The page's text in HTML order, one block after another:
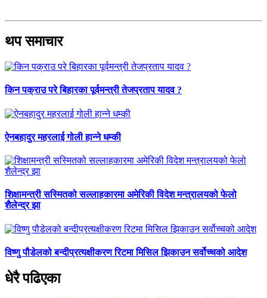
थप समाचार
किन पक्राउ परे बिहारका पूर्वमन्त्री तेजप्रताप यादव ?
ऐनबहादुर महरलाई गोली हान्ने धम्की
शिक्षामन्त्री सस्मितको सल्लाहकारमा अमेरिकी विदेश मन्त्रालयको फेलो
शैलेन्द्र झा
विष्णु पौडेलको बन्दीप्रत्यक्षीकरण रिटमा मिसिल झिकाउन सर्वोच्चको आदेश
धेरै पढिएका